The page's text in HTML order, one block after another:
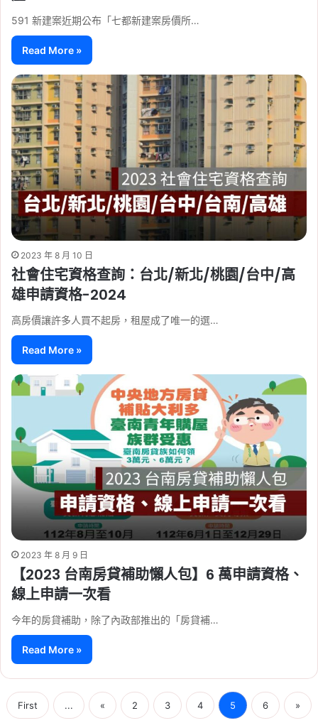
591 新建案近期公布「七都新建案房價所…
Read More »
2023 年 8 月 10 日
社會住宅資格查詢：台北/新北/桃園/台中/高
雄申請資格-2024
高房價讓許多人買不起房，租屋成了唯一的選…
Read More »
2023 年 8 月 9 日
【2023 台南房貸補助懶人包】6 萬申請資格、
線上申請一次看
今年的房貸補助，除了內政部推出的「房貸補…
Read More »
First ... « 2 3 4 5 6 »